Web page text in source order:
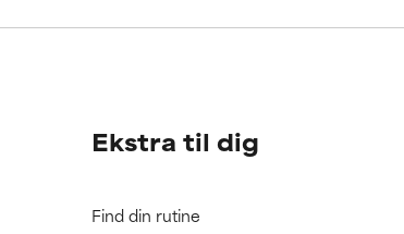
Ekstra til dig
Find din rutine